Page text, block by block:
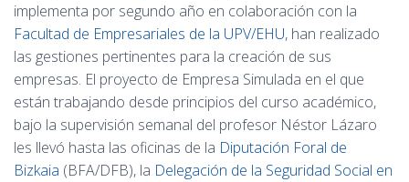
implementa por segundo año en colaboración con la
Facultad de Empresariales de la UPV/EHU, han realizado
las gestiones pertinentes para la creación de sus
empresas. El proyecto de Empresa Simulada en el que
están trabajando desde principios del curso académico,
bajo la supervisión semanal del profesor Néstor Lázaro
les llevó hasta las oficinas de la Diputación Foral de
Bizkaia (BFA/DFB), la Delegación de la Seguridad Social en